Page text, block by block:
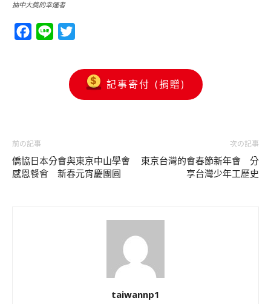
抽中大奬的幸運者
Facebook
Line
記事寄付 (捐贈)
前の記事
僑協日本分會與東京中山學會
感恩餐會 新春元宵慶團圓
次の記事
東京台灣的會春節新年會 分
享台灣少年工歷史
taiwannp1